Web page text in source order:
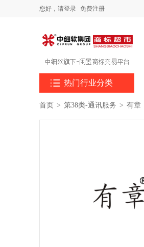
您好， 请登录 免费注册
 热门行业分类
首页 > 第38类-通讯服务 > 有章